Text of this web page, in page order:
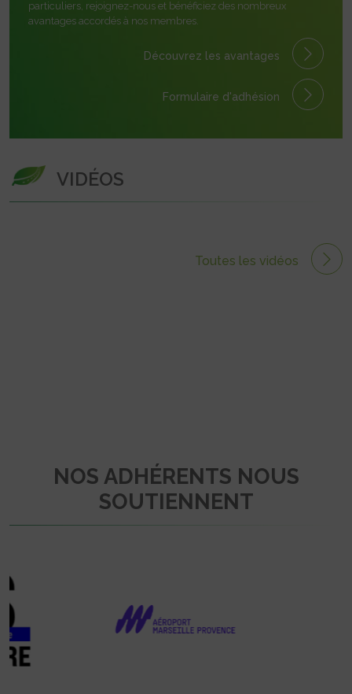
particuliers, rejoignez-nous et bénéficiez des nombreux
avantages accordés à nos membres.
Découvrez les avantages
Formulaire d'adhésion
VIDÉOS
Toutes les vidéos
NOS ADHÉRENTS NOUS
SOUTIENNENT